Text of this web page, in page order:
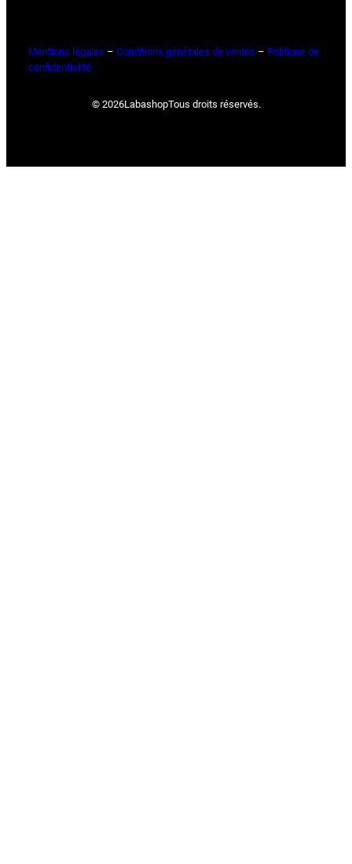
Mentions légales – Conditions générales de ventes – Politique de
confidentialité
© 2026LabashopTous droits réservés.